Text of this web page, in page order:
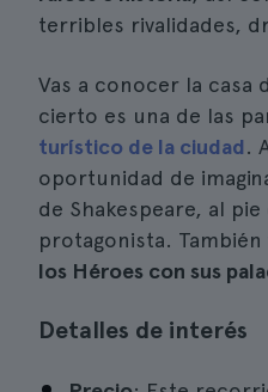
terribles rivalidades,
Vas a conocer la casa
cierto es una de las
turístico de la ciudad.
oportunidad de
de Shakespeare, al
protagonista. También
los Héroes con sus
Detalles de interés